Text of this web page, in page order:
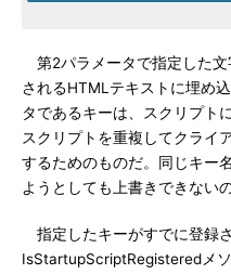
第2パラメータで指定した文
されるHTMLテキストに埋め
タであるキーは、スクリプト
スクリプトを重複してクライ
するためのものだ。同じキー
ようとしても上書きできない
指定したキーがすでに登録
IsStartupScriptRegisteredメ